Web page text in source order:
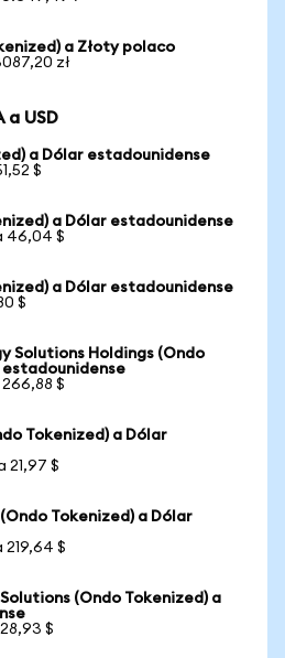
a Złoty polaco
zł
a USD
a Dólar estadounidense
$
a Dólar estadounidense
46,04 $
a Dólar estadounidense
$
Solutions Holdings (Ondo
estadounidense
$
Tokenized) a Dólar
21,97 $
Tokenized) a Dólar
219,64 $
(Ondo Tokenized) a
$